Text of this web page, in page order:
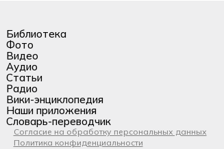
Библиотека
Фото
Видео
Аудио
Статьи
Радио
Вики-энциклопедия
Наши приложения
Словарь-переводчик
Согласие на обработку персональных данных
Политика конфиденциальности